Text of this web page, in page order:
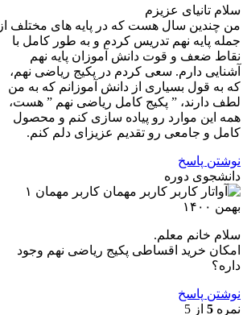
سلام تانیای عزیزم
من چندین سال هست که در پایه های مختلف از
جمله پایه نهم تدریس کردم و به طور کامل با
نقاط ضعف و قوت دانش آموزان پایه نهم
آشنایی دارم. سعی کردم در پکیج ریاضی نهم،
که به قول بسیاری از دانش آموزانم که به من
لطف دارند، ” پکیج کامل ریاضی نهم ” هست،
همه این موارد رو پیاده سازی کنم و محصول
کامل و جامعی رو تقدیم عزیزای دلم کنم.
نوشتن پاسخ
دانشجوی دوره
کاربر مهمان ۱
بهمن ۱۴۰۰
سلام خانم معلم.
امکان خرید اقساطی پکیج ریاضی نهم وجود
داره؟
نوشتن پاسخ
نمره 5 از 5